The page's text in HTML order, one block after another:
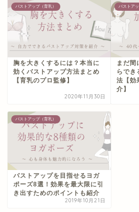
バストアップ（育乳）
胸を大きくするには？本当に
効くバストアップ方法まとめ
【育乳のプロ監修】
2020年11月30日
バストアッ
まだ
らでき
法【効
介】
バストアップ（育乳）
バストアップを目指せるヨガ
ポーズ8選！効果を最大限に引
き出すためのポイントも紹介
2019年10月21日